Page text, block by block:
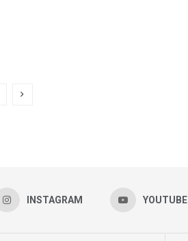
INSTAGRAM YOUTUBE